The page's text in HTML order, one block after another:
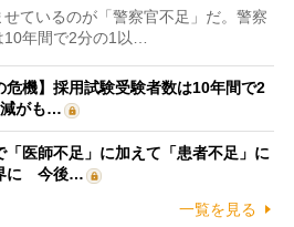
ているのが「警察官不足」だ。警察
10年間で2分の1以…
危機】採用試験受験者数は10年間で2
がも…
「医師不足」に加えて「患者不足」に
に 今後…
一覧を見る